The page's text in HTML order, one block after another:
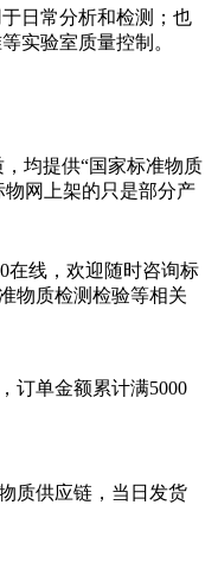
日常分析和检测；也
实验室质量控制。
均提供“国家标准物质
网上架的只是部分产
在线，欢迎随时咨询标
物质检测检验等相关
订单金额累计满5000
质供应链，当日发货